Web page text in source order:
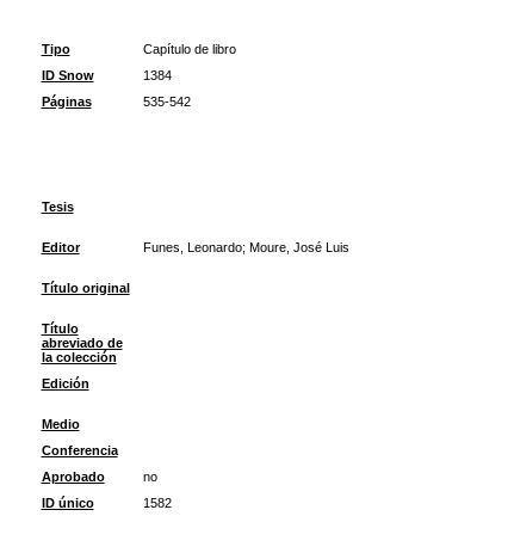
Tipo
Capítulo de libro
ID Snow
1384
Páginas
535-542
Tesis
Editor Funes, Leonardo; Moure, José Luis
Título original
Título
abreviado de
la colección
Edición
Medio
Conferencia
Aprobado
no
ID único
1582